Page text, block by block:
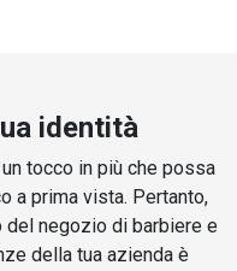
identità
tocco in più che possa
a prima vista. Pertanto,
negozio di barbiere e
della tua azienda è